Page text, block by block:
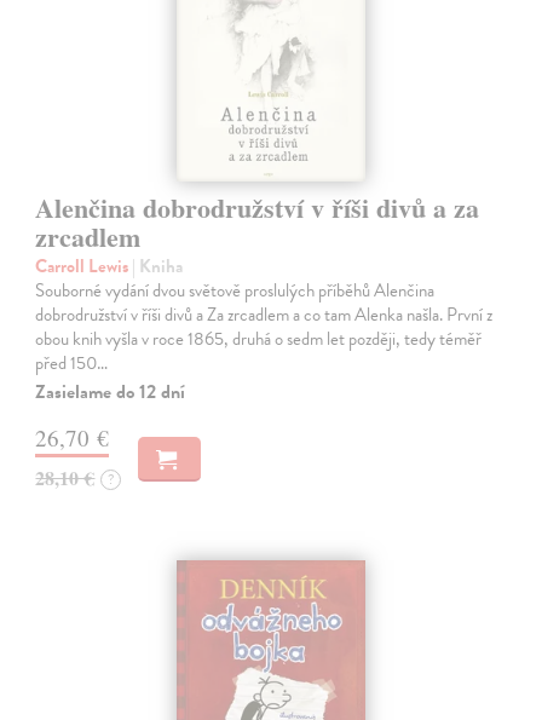
Alenčina dobrodružství v říši divů a za
zrcadlem
Carroll Lewis| Kniha
Souborné vydání dvou světově proslulých příběhů Alenčina
dobrodružství v říši divů a Za zrcadlem a co tam Alenka našla. První z
obou knih vyšla v roce 1865, druhá o sedm let později, tedy téměř
před 150…
Zasielame do 12 dní
26,70 €
28,10 € ?